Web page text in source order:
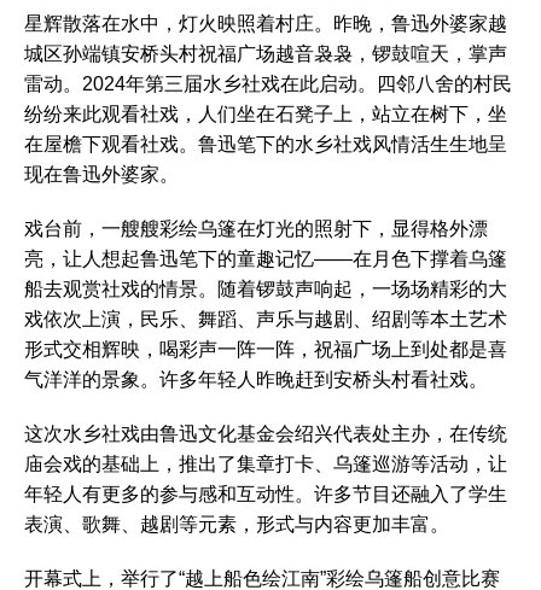
星辉散落在水中，灯火映照着村庄。昨晚，鲁迅外婆家越
城区孙端镇安桥头村祝福广场越音袅袅，锣鼓喧天，掌声
雷动。2024年第三届水乡社戏在此启动。四邻八舍的村民
纷纷来此观看社戏，人们坐在石凳子上，站立在树下，坐
在屋檐下观看社戏。鲁迅笔下的水乡社戏风情活生生地呈
现在鲁迅外婆家。
戏台前，一艘艘彩绘乌篷在灯光的照射下，显得格外漂
亮，让人想起鲁迅笔下的童趣记忆——在月色下撑着乌篷
船去观赏社戏的情景。随着锣鼓声响起，一场场精彩的大
戏依次上演，民乐、舞蹈、声乐与越剧、绍剧等本土艺术
形式交相辉映，喝彩声一阵一阵，祝福广场上到处都是喜
气洋洋的景象。许多年轻人昨晚赶到安桥头村看社戏。
这次水乡社戏由鲁迅文化基金会绍兴代表处主办，在传统
庙会戏的基础上，推出了集章打卡、乌篷巡游等活动，让
年轻人有更多的参与感和互动性。许多节目还融入了学生
表演、歌舞、越剧等元素，形式与内容更加丰富。
开幕式上，举行了“越上船色绘江南”彩绘乌篷船创意比赛